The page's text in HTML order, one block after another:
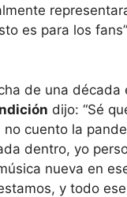
es para los
de una década
dijo: “Sé
no cuento la
dentro, yo
nueva en
y todo